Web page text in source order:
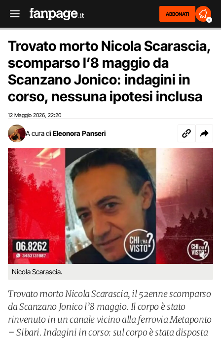
ABBONATI
2
Trovato morto Nicola Scarascia,
scomparso l’8 maggio da
Scanzano Jonico: indagini in
corso, nessuna ipotesi inclusa
12 Maggio 2026 22:20
A cura di Eleonora Panseri
Nicola Scarascia.
Trovato morto Nicola Scarascia, il 52enne scomparso
da Scanzano Jonico l’8 maggio. Il corpo è stato
rinvenuto in un canale vicino alla ferrovia Metaponto
– Sibari. Indagini in corso: sul corpo è stata disposta